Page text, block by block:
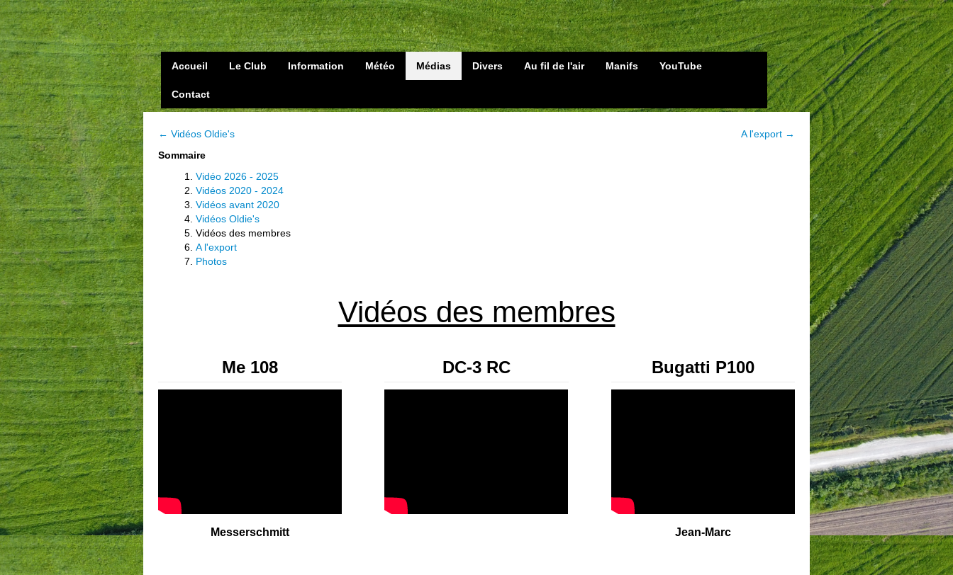
Accueil Le Club Information Météo Médias Divers Au fil de l'air Manifs YouTube
Contact
← Vidéos Oldie's
A l'export →
Sommaire
Vidéo 2026 - 2025
Vidéos 2020 - 2024
Vidéos avant 2020
Vidéos Oldie's
Vidéos des membres
A l'export
Photos
Vidéos des membres
Me 108
Messerschmitt
DC-3 RC Bugatti P100
Jean-Marc